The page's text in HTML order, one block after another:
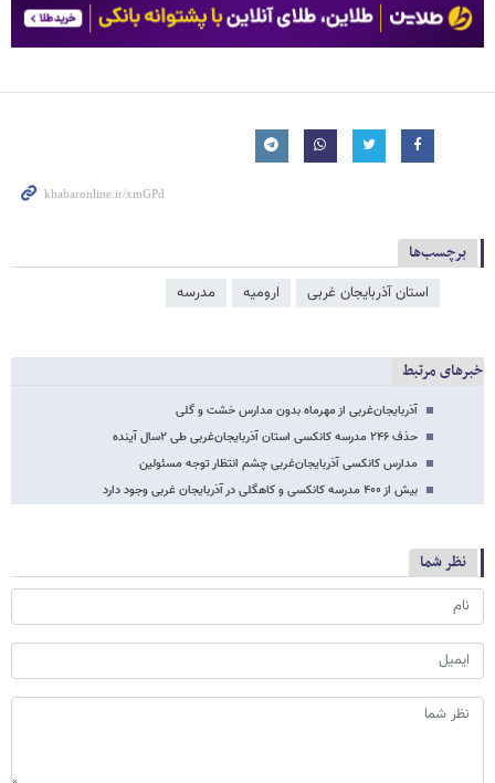
برچسب‌ها
استان آذربایجان غربی ارومیه مدرسه
خبرهای مرتبط
آذربایجان‌غربی از مهرماه بدون مدارس خشت و گلی
حذف ۲۴۶ مدرسه کانکسی استان آذربایجان‌غربی طی ۲سال آینده
مدارس کانکسی آذربایجان‌غربی چشم انتظار توجه مسئولین
بیش از ۴۰۰ مدرسه کانکسی و کاهگلی در آذربایجان غربی وجود دارد
نظر شما